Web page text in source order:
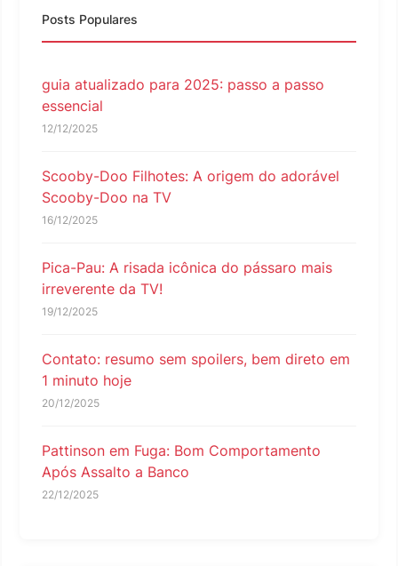
Posts Populares
guia atualizado para 2025: passo a passo
essencial
12/12/2025
Scooby-Doo Filhotes: A origem do adorável
Scooby-Doo na TV
16/12/2025
Pica-Pau: A risada icônica do pássaro mais
irreverente da TV!
19/12/2025
Contato: resumo sem spoilers, bem direto em
1 minuto hoje
20/12/2025
Pattinson em Fuga: Bom Comportamento
Após Assalto a Banco
22/12/2025